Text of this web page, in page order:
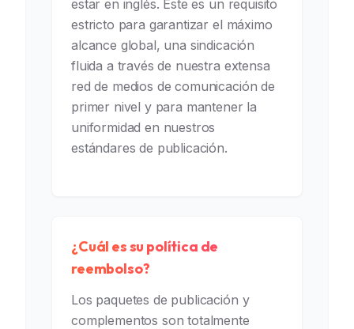
estar en inglés. Este es un requisito
estricto para garantizar el máximo
alcance global, una sindicación
fluida a través de nuestra extensa
red de medios de comunicación de
primer nivel y para mantener la
uniformidad en nuestros
estándares de publicación.
¿Cuál es su política de
reembolso?
Los paquetes de publicación y
complementos son totalmente